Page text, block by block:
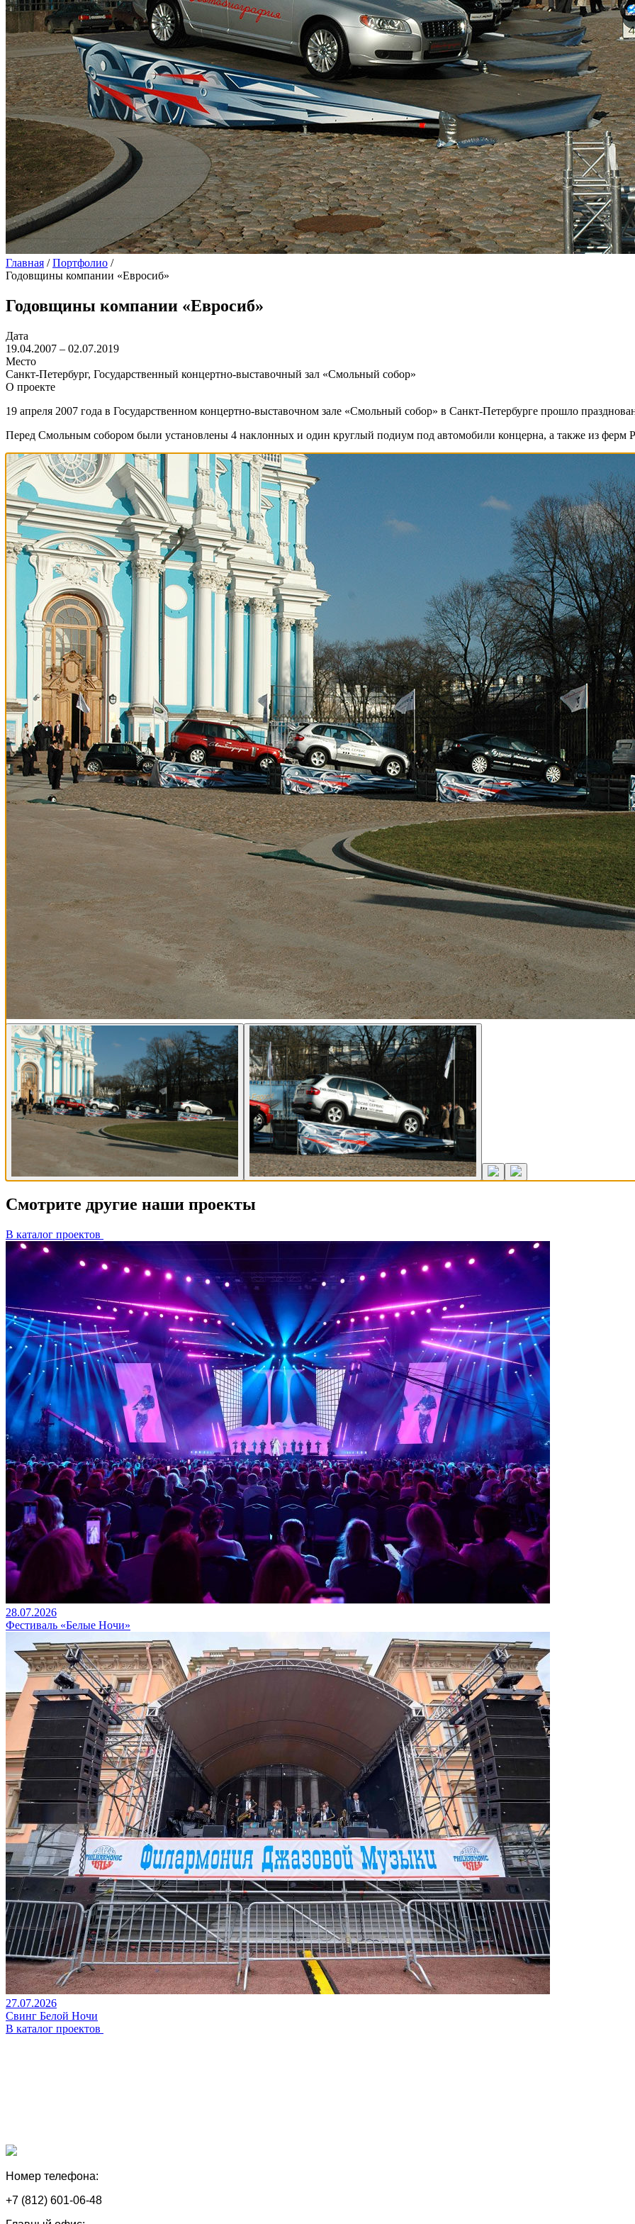
Главная / Портфолио /
Годовщины компании «Евросиб»
Годовщины компании «Евросиб»
Дата
19.04.2007 – 02.07.2019
Место
Санкт-Петербург, Государственный концертно-выставочный зал «Смольный собор»
О проекте
19 апреля 2007 года в Государственном концертно-выставочном зале «Смольный собор» в Санкт-Петербурге прошло
Перед Смольным собором были установлены 4 наклонных и один круглый подиум под автомобили концерна, а также из ферм
Смотрите другие наши проекты
В каталог проектов
28.07.2026
Фестиваль «Белые Ночи»
27.07.2026
Свинг Белой Ночи
В каталог проектов
Номер телефона:
+7 (812) 601-06-48